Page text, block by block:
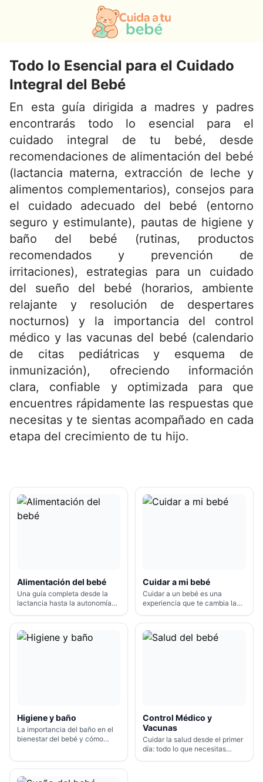
Todo lo Esencial para el Cuidado
Integral del Bebé
En esta guía dirigida a madres y padres
encontrarás todo lo esencial para el
cuidado integral de tu bebé, desde
recomendaciones de alimentación del bebé
(lactancia materna, extracción de leche y
alimentos complementarios), consejos para
el cuidado adecuado del bebé (entorno
seguro y estimulante), pautas de higiene y
baño del bebé (rutinas, productos
recomendados y prevención de
irritaciones), estrategias para un cuidado
del sueño del bebé (horarios, ambiente
relajante y resolución de despertares
nocturnos) y la importancia del control
médico y las vacunas del bebé (calendario
de citas pediátricas y esquema de
inmunización), ofreciendo información
clara, confiable y optimizada para que
encuentres rápidamente las respuestas que
necesitas y te sientas acompañado en cada
etapa del crecimiento de tu hijo.
Alimentación del bebé
Una guía completa desde la
lactancia hasta la autonomía
Cuidar a mi bebé
Cuidar a un bebé es una
experiencia que te cambia la
Higiene y baño
La importancia del baño en el
bienestar del bebé y cómo
Control Médico y
Vacunas
Cuidar la salud desde el primer
día: todo lo que necesitas